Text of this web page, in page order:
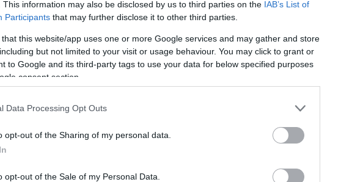
This information may also be disclosed by us to third parties on the IAB’s List of
Participants that may further disclose it to other third parties.
that this website/app uses one or more Google services and may gather and store
but not limited to your visit or usage behaviour. You may click to grant or
to Google and its third-party tags to use your data for below specified purposes
consent section.
Data Processing Opt Outs
opt-out of the Sharing of my personal data.
opt-out of the Sale of my Personal Data.
Szólj hozzá!
Youtuberek írnak
adásának középpontjában
és az ő filmjeik álltak az idei év egyik
hatást gyakorló mozis trendje kapcsán. A
Oaks (2025), az Iron Lung (2026), a
és a Megszállottság (2026) állt.
Feedek
bejegyzések ,kommentek
Atom
bejegyzések,kommentek